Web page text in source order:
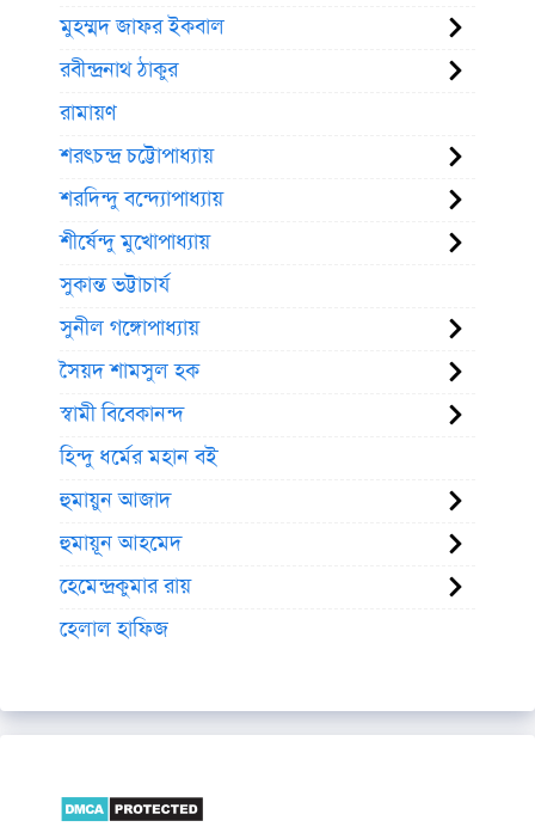
মুহম্মদ জাফর ইকবাল
রবীন্দ্রনাথ ঠাকুর
রামায়ণ
শরৎচন্দ্র চট্টোপাধ্যায়
শরদিন্দু বন্দ্যোপাধ্যায়
শীর্ষেন্দু মুখোপাধ্যায়
সুকান্ত ভট্টাচার্য
সুনীল গঙ্গোপাধ্যায়
সৈয়দ শামসুল হক
স্বামী বিবেকানন্দ
হিন্দু ধর্মের মহান বই
হুমায়ুন আজাদ
হুমায়ূন আহমেদ
হেমেন্দ্রকুমার রায়
হেলাল হাফিজ